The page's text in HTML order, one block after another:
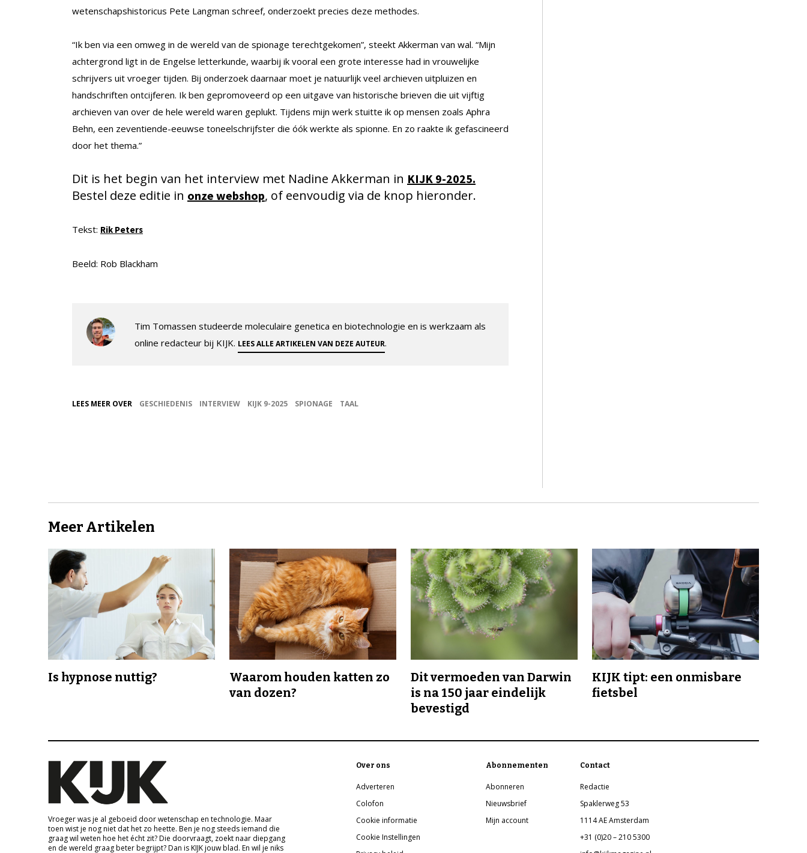
wetenschapshistoricus Pete Langman schreef, onderzoekt precies deze methodes.
“Ik ben via een omweg in de wereld van de spionage terechtgekomen”, steekt Akkerman van wal. “Mijn
achtergrond ligt in de Engelse letterkunde, waarbij ik vooral een grote interesse had in vrouwelijke
schrijvers uit vroeger tijden. Bij onderzoek daarnaar moet je natuurlijk veel archieven uitpluizen en
handschriften ontcijferen. Ik ben gepromoveerd op een uitgave van historische brieven die uit vijftig
archieven van over de hele wereld waren geplukt. Tijdens mijn werk stuitte ik op mensen zoals Aphra
Behn, een zeventiende­-eeuwse toneelschrijfster die óók werkte als spionne. En zo raakte ik gefascineerd
door het thema.”
Dit is het begin van het interview met Nadine Akkerman in KIJK 9-2025.
Bestel deze editie in onze webshop, of eenvoudig via de knop hieronder.
Tekst: Rik Peters
Beeld: Rob Blackham
Tim Tomassen studeerde moleculaire genetica en biotechnologie en is werkzaam als
online redacteur bij KIJK. LEES ALLE ARTIKELEN VAN DEZE AUTEUR.
LEES MEER OVER GESCHIEDENIS INTERVIEW KIJK 9-2025 SPIONAGE TAAL
Meer Artikelen
Is hypnose nuttig?
Waarom houden katten zo
van dozen?
Dit vermoeden van Darwin
is na 150 jaar eindelijk
bevestigd
KIJK tipt: een onmisbare
fietsbel
Vroeger was je al geboeid door wetenschap en technologie. Maar
toen wist je nog niet dat het zo heette. Ben je nog steeds iemand die
graag wil weten hoe het écht zit? Die doorvraagt, zoekt naar diepgang
en de wereld graag beter begrijpt? Dan is KIJK jouw blad. En wil je niks
Over ons
Adverteren
Colofon
Cookie informatie
Cookie Instellingen
Abonnementen
Abonneren
Nieuwsbrief
Mijn account
Contact
Redactie
Spaklerweg 53
1114 AE Amsterdam
+31 (0)20 – 210 5300